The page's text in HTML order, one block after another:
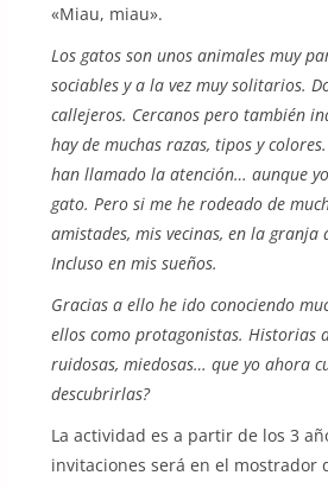
«Miau, miau».
Los gatos son unos animales muy
sociables y a la vez muy solitarios.
callejeros. Cercanos pero también
hay de muchas razas, tipos y
han llamado la atención… aunque
gato. Pero si me he rodeado de
amistades, mis vecinas, en la granja
Incluso en mis sueños.
Gracias a ello he ido conociendo
ellos como protagonistas. Historias
ruidosas, miedosas… que yo ahora
descubrirlas?
La actividad es a partir de los 3
invitaciones será en el mostrador